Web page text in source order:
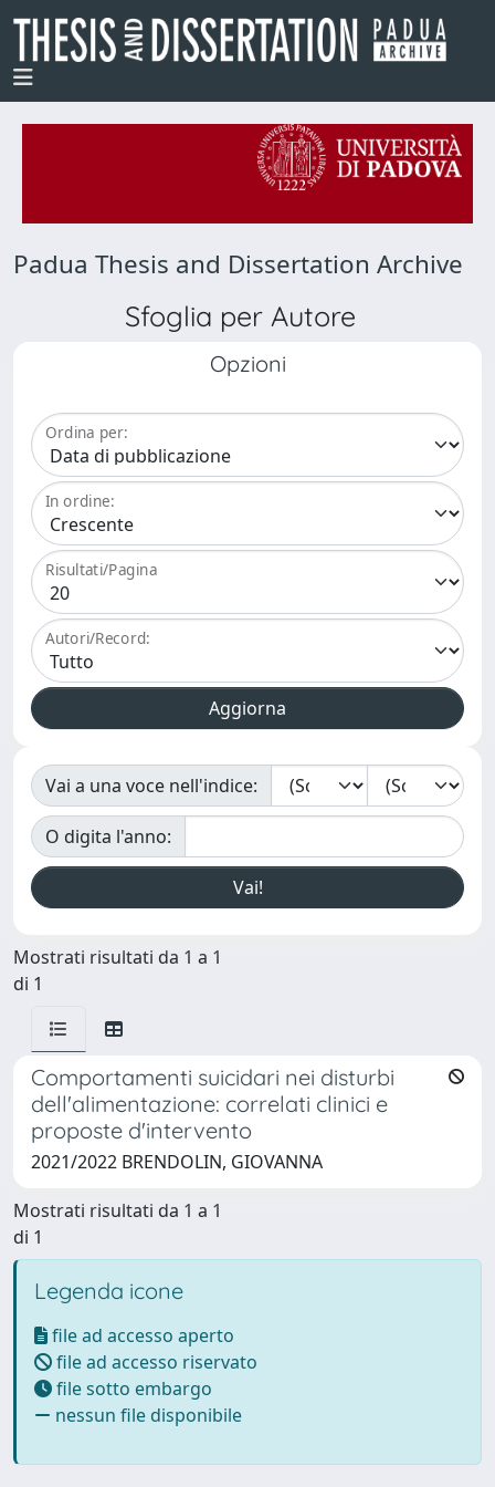
Padua Thesis and Dissertation Archive
Sfoglia per Autore
Opzioni
Ordina per:
In ordine:
Risultati/Pagina
Autori/Record:
Vai a una voce nell'indice:
O digita l'anno:
Mostrati risultati da 1 a 1
di 1
Comportamenti suicidari nei disturbi
dell'alimentazione: correlati clinici e
proposte d'intervento
2021/2022 BRENDOLIN, GIOVANNA
Mostrati risultati da 1 a 1
di 1
Legenda icone
file ad accesso aperto
file ad accesso riservato
file sotto embargo
nessun file disponibile